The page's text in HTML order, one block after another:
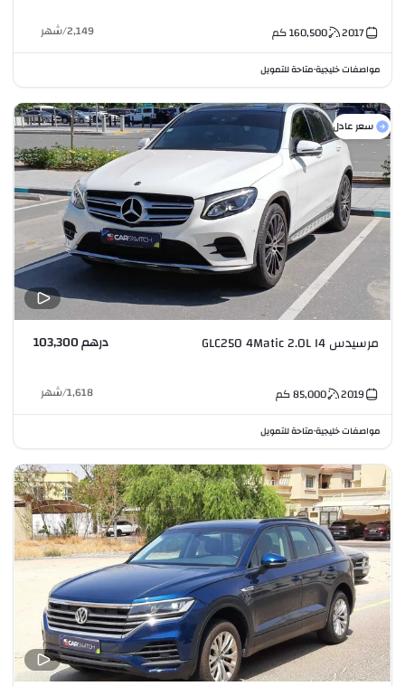
2017
160,500كم 2,149
/شهر
مواصفات خليجية•متاحة للتمويل
سعر عادل
مرسيدس GLC250 4Matic 2.0L I4 درهم 103,300
2019
85,000كم 1,618
/شهر
مواصفات خليجية•متاحة للتمويل